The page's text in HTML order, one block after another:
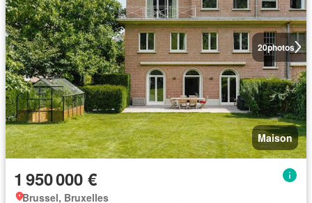
20photos
Maison
1 950 000 €
Brussel, Bruxelles